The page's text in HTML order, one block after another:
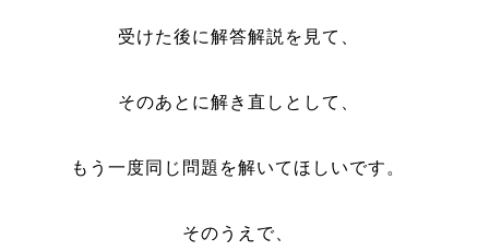
受けた後に解答解説を見て、
そのあとに解き直しとして、
もう一度同じ問題を解いてほしいです。
そのうえで、